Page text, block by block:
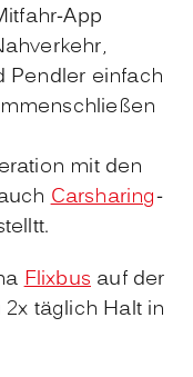
App
Pendler einfach
mit den
Carsharing-
Flixbus auf der
täglich Halt in